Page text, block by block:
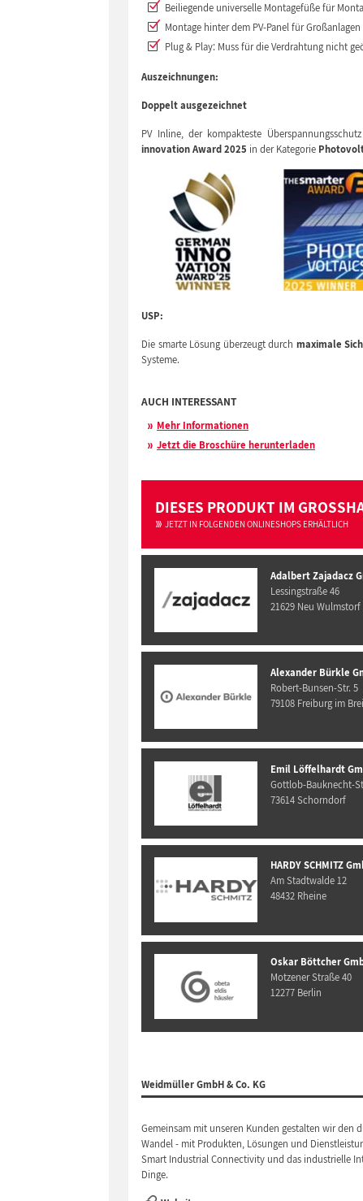
Beiliegende universelle Montagefüße für
Montage hinter dem PV-Panel für
Plug & Play: Muss für die Verdrahtung nicht
Auszeichnungen:
Doppelt ausgezeichnet
PV Inline, der kompakteste
innovation Award 2025 in der Kategorie
USP:
Die smarte Lösung überzeugt durch maximale
Systeme.
AUCH INTERESSANT
Mehr Informationen
Jetzt die Broschüre herunterladen
DIESES PRODUKT IM
JETZT IN FOLGENDEN ONLINESHOPS ERHÄLTLICH
Adalbert Zajadacz
Lessingstraße 46
21629 Neu Wulmstorf
Alexander Bürkle
Robert-Bunsen-Str. 5
79108 Freiburg im
Emil Löffelhardt
Gottlob-Bauknecht-
73614 Schorndorf
HARDY SCHMITZ
Am Stadtwalde 12
48432 Rheine
Oskar Böttcher
Motzener Straße 40
12277 Berlin
Weidmüller GmbH & Co. KG
Gemeinsam mit unseren Kunden gestalten wir den
Wandel - mit Produkten, Lösungen und
Smart Industrial Connectivity und das industrielle
Dinge.